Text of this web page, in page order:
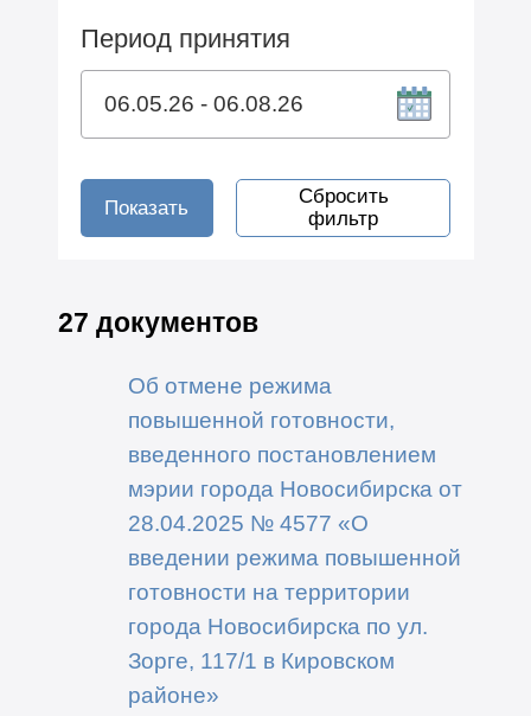
Период принятия
Показать
Сбросить
фильтр
27 документов
Об отмене режима
повышенной готовности,
введенного постановлением
мэрии города Новосибирска от
28.04.2025 № 4577 «О
введении режима повышенной
готовности на территории
города Новосибирска по ул.
Зорге, 117/1 в Кировском
районе»